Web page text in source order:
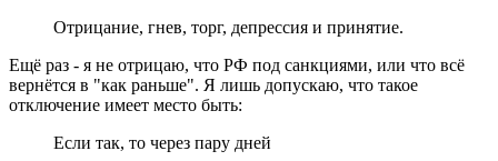
Отрицание, гнев, торг, депрессия и принятие.
Ещё раз - я не отрицаю, что РФ под санкциями, или что всё
вернётся в "как раньше". Я лишь допускаю, что такое
отключение имеет место быть:
Если так, то через пару дней